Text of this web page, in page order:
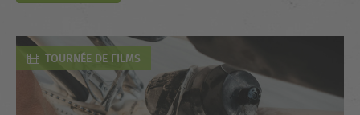
TOURNÉE DE FILMS